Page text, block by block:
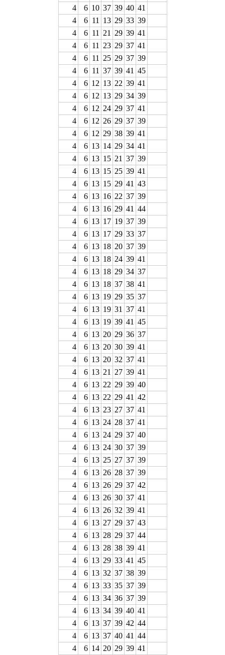
4
6 10 37 39 40 41
4
6 11 13 29 33 39
4
6 11 21 29 39 41
4
6 11 23 29 37 41
4
6 11 25 29 37 39
4
6 11 37 39 41 45
4
6 12 13 22 39 41
4
6 12 13 29 34 39
4
6 12 24 29 37 41
4
6 12 26 29 37 39
4
6 12 29 38 39 41
4
6 13 14 29 34 41
4
6 13 15 21 37 39
4
6 13 15 25 39 41
4
6 13 15 29 41 43
4
6 13 16 22 37 39
4
6 13 16 29 41 44
4
6 13 17 19 37 39
4
6 13 17 29 33 37
4
6 13 18 20 37 39
4
6 13 18 24 39 41
4
6 13 18 29 34 37
4
6 13 18 37 38 41
4
6 13 19 29 35 37
4
6 13 19 31 37 41
4
6 13 19 39 41 45
4
6 13 20 29 36 37
4
6 13 20 30 39 41
4
6 13 20 32 37 41
4
6 13 21 27 39 41
4
6 13 22 29 39 40
4
6 13 22 29 41 42
4
6 13 23 27 37 41
4
6 13 24 28 37 41
4
6 13 24 29 37 40
4
6 13 24 30 37 39
4
6 13 25 27 37 39
4
6 13 26 28 37 39
4
6 13 26 29 37 42
4
6 13 26 30 37 41
4
6 13 26 32 39 41
4
6 13 27 29 37 43
4
6 13 28 29 37 44
4
6 13 28 38 39 41
4
6 13 29 33 41 45
4
6 13 32 37 38 39
4
6 13 33 35 37 39
4
6 13 34 36 37 39
4
6 13 34 39 40 41
4
6 13 37 39 42 44
4
6 13 37 40 41 44
4
6 14 20 29 39 41